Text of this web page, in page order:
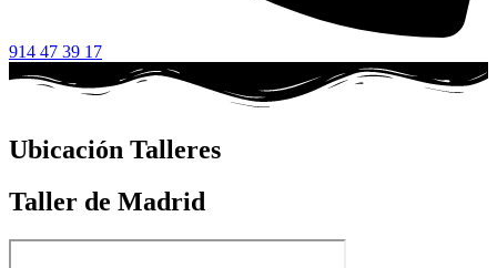
914 47 39 17
Ubicación Talleres
Taller de Madrid